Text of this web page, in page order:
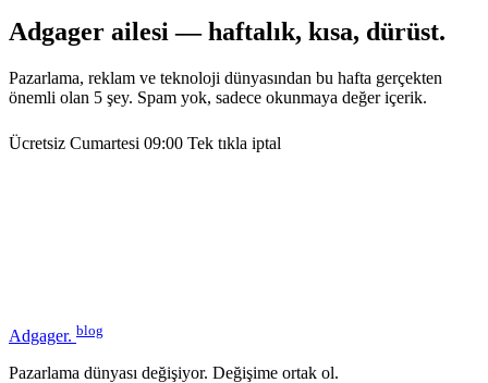
Adgager ailesi — haftalık, kısa, dürüst.
Pazarlama, reklam ve teknoloji dünyasından bu hafta gerçekten
önemli olan 5 şey. Spam yok, sadece okunmaya değer içerik.
Ücretsiz Cumartesi 09:00 Tek tıkla iptal
Adgager. blog
Pazarlama dünyası değişiyor. Değişime ortak ol.